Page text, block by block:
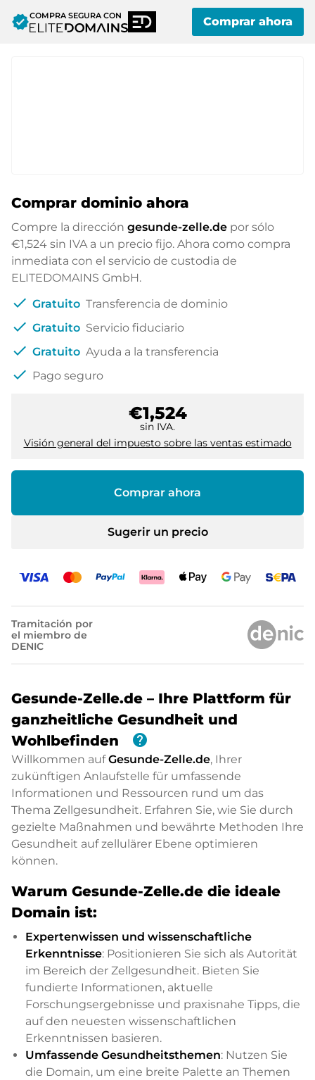
verifiedCOMPRA SEGURA CON Comprar ahora
Comprar dominio ahora
Compre la dirección gesunde-zelle.de por sólo
€1,524 sin IVA a un precio fijo. Ahora como compra
inmediata con el servicio de custodia de
ELITEDOMAINS GmbH.
check Gratuito Transferencia de dominio
check Gratuito Servicio fiduciario
check Gratuito Ayuda a la transferencia
check Pago seguro
€1,524
sin IVA.
Visión general del impuesto sobre las ventas estimado
Comprar ahora
Sugerir un precio
Tramitación por
el miembro de
DENIC
Gesunde-Zelle.de – Ihre Plattform für
ganzheitliche Gesundheit und
Wohlbefinden
help
Willkommen aufGesunde-Zelle.de, Ihrer
zukünftigen Anlaufstelle für umfassende
Informationen und Ressourcen rund um das
Thema Zellgesundheit. Erfahren Sie, wie Sie durch
gezielte Maßnahmen und bewährte Methoden Ihre
Gesundheit auf zellulärer Ebene optimieren
können.
Warum Gesunde-Zelle.de die ideale
Domain ist:
Expertenwissen und wissenschaftliche
Erkenntnisse: Positionieren Sie sich als Autorität
im Bereich der Zellgesundheit. Bieten Sie
fundierte Informationen, aktuelle
Forschungsergebnisse und praxisnahe Tipps, die
auf den neuesten wissenschaftlichen
Erkenntnissen basieren.
Umfassende Gesundheitsthemen: Nutzen Sie
die Domain, um eine breite Palette an Themen